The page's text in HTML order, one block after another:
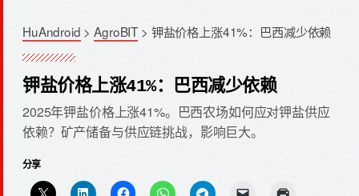
HuAndroid >AgroBIT > 钾盐价格上涨41%：巴西减少依赖
钾盐价格上涨41%：巴西减少依赖
2025年钾盐价格上涨41%。巴西农场如何应对钾盐供应
依赖？矿产储备与供应链挑战，影响巨大。
分享